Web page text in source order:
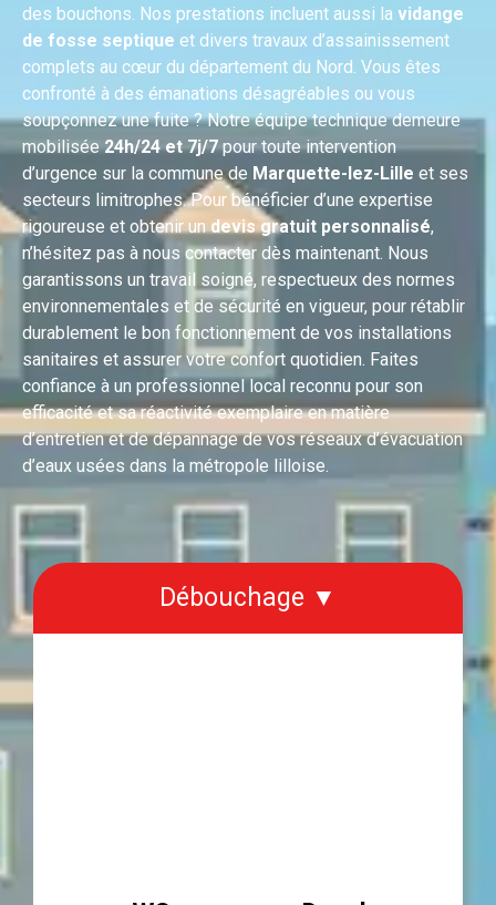
des bouchons. Nos prestations incluent aussi la vidange
de fosse septique et divers travaux d’assainissement
complets au cœur du département du Nord. Vous êtes
confronté à des émanations désagréables ou vous
soupçonnez une fuite ? Notre équipe technique demeure
mobilisée24h/24 et 7j/7pour toute intervention
d’urgence sur la commune de Marquette-lez-Lille et ses
secteurs limitrophes. Pour bénéficier d’une expertise
rigoureuse et obtenir undevis gratuit personnalisé,
n’hésitez pas à nous contacter dès maintenant. Nous
garantissons un travail soigné, respectueux des normes
environnementales et de sécurité en vigueur, pour rétablir
durablement le bon fonctionnement de vos installations
sanitaires et assurer votre confort quotidien. Faites
confiance à un professionnel local reconnu pour son
efficacité et sa réactivité exemplaire en matière
d’entretien et de dépannage de vos réseaux d’évacuation
d’eaux usées dans la métropole lilloise.
Débouchage ▼